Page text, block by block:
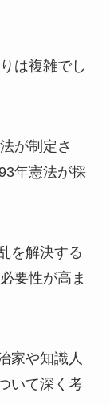
は複雑でし
が制定さ
年憲法が採
を解決する
要性が高ま
家や知識人
いて深く考